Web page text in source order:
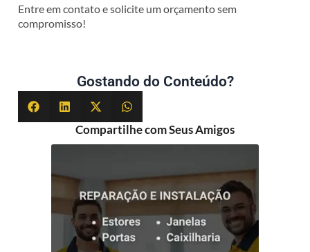
Entre em contato e solicite um orçamento sem
compromisso!
Gostando do Conteúdo?
Compartilhe com Seus Amigos